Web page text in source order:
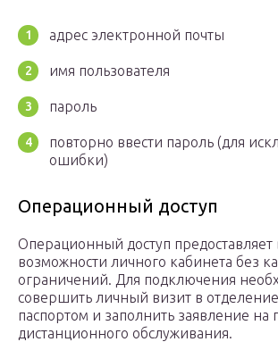
адрес электронной почты
имя пользователя
пароль
повторно ввести пароль (для
ошибки)
Операционный доступ
Операционный доступ предоставляет
возможности личного кабинета без
ограничений. Для подключения
совершить личный визит в
паспортом и заполнить заявление на
дистанционного обслуживания.